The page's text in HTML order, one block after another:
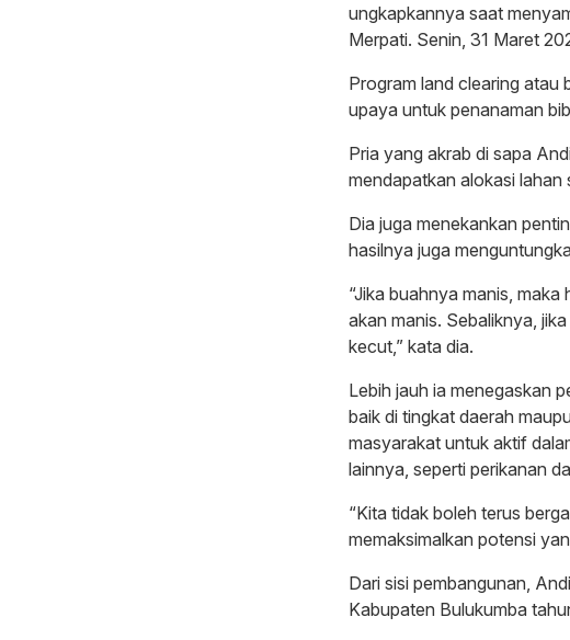
ungkapkannya saat
Merpati. Senin, 31 Maret
Program land clearing atau
upaya untuk penanaman
Pria yang akrab di sapa
mendapatkan alokasi lahan
Dia juga menekankan
hasilnya juga
“Jika buahnya manis,
akan manis. Sebaliknya,
kecut,” kata dia.
Lebih jauh ia menegaskan
baik di tingkat daerah
masyarakat untuk aktif
lainnya, seperti perikanan
“Kita tidak boleh terus
memaksimalkan potensi
Dari sisi pembangunan,
Kabupaten Bulukumba